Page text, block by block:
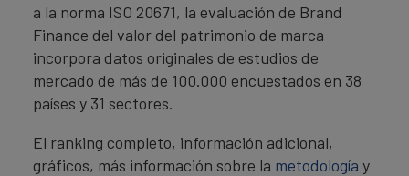
a la norma ISO 20671, la evaluación de Brand
Finance del valor del patrimonio de marca
incorpora datos originales de estudios de
mercado de más de 100.000 encuestados en 38
países y 31 sectores.
El ranking completo, información adicional,
gráficos, más información sobre la metodología y